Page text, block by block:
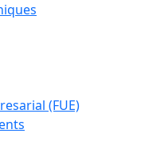
(FUE)